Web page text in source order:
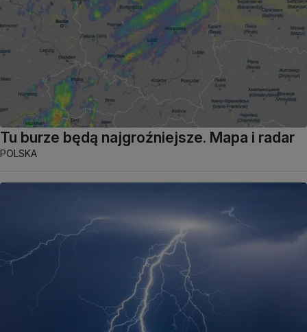
Tu burze będą najgroźniejsze. Mapa i radar
POLSKA